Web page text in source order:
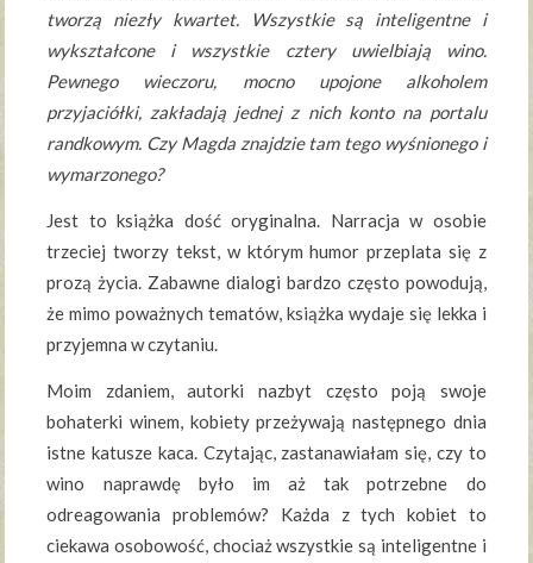
tworzą niezły kwartet. Wszystkie są inteligentne i
wykształcone i wszystkie cztery uwielbiają wino.
Pewnego wieczoru, mocno upojone alkoholem
przyjaciółki, zakładają jednej z nich konto na portalu
randkowym. Czy Magda znajdzie tam tego wyśnionego i
wymarzonego?
Jest to książka dość oryginalna. Narracja w osobie
trzeciej tworzy tekst, w którym humor przeplata się z
prozą życia. Zabawne dialogi bardzo często powodują,
że mimo poważnych tematów, książka wydaje się lekka i
przyjemna w czytaniu.
Moim zdaniem, autorki nazbyt często poją swoje
bohaterki winem, kobiety przeżywają następnego dnia
istne katusze kaca. Czytając, zastanawiałam się, czy to
wino naprawdę było im aż tak potrzebne do
odreagowania problemów? Każda z tych kobiet to
ciekawa osobowość, chociaż wszystkie są inteligentne i